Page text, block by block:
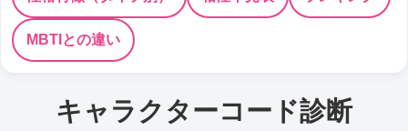
MBTIとの違い
キャラクターコード診断